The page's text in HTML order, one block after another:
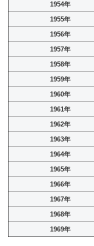
1954年
1955年
1956年
1957年
1958年
1959年
1960年
1961年
1962年
1963年
1964年
1965年
1966年
1967年
1968年
1969年